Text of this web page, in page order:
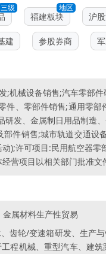
三级 地区
福建板块 沪
建 参股券商
;机械设备销售;汽车零部
件、零部件销售;通用零
发、金属制日用品制造
件销售;城市轨道交通
);许可项目:民用航空器
营项目以相关部门批准文
属材料生产性贸易
齿轮/变速箱研发、生产
程机械、重型汽车、建